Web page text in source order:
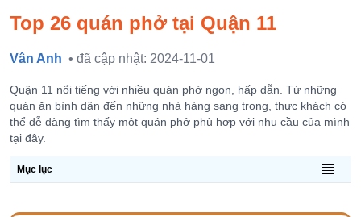
Top 26 quán phở tại Quận 11
Vân Anh • đã cập nhật: 2024-11-01
Quận 11 nổi tiếng với nhiều quán phở ngon, hấp dẫn. Từ những
quán ăn bình dân đến những nhà hàng sang trọng, thực khách có
thể dễ dàng tìm thấy một quán phở phù hợp với nhu cầu của mình
tại đây.
Mục lục